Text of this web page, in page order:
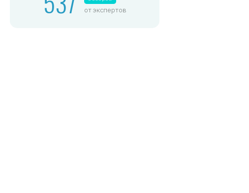
от экспертов